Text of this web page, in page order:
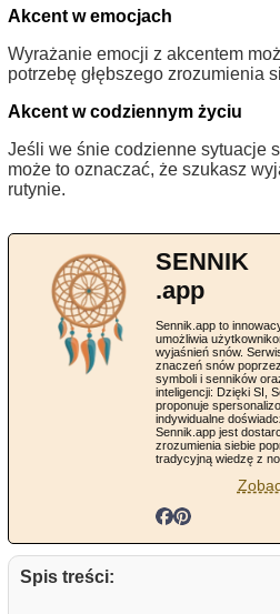
Akcent w emocjach
Wyrażanie emocji z akcentem
potrzebę głębszego zrozumienia
Akcent w codziennym życiu
Jeśli we śnie codzienne sytuacje
może to oznaczać, że szukasz
rutynie.
SENNIK
.app
Sennik.app to
umożliwia
wyjaśnień snów.
znaczeń snów
symboli i senników
inteligencji: Dzięki SI,
proponuje
indywidualne
Sennik.app jest
zrozumienia siebie
tradycyjną wiedzę z
Spis treści: